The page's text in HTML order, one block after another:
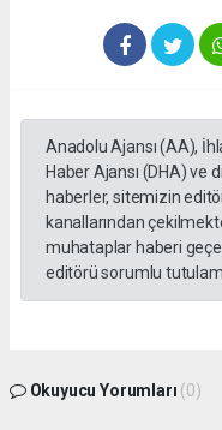
Anadolu Ajansı (AA),
Haber Ajansı (DHA) ve
haberler, sitemizin
kanallarından
muhataplar haberi
editörü sorumlu
Okuyucu Yorumları (0)